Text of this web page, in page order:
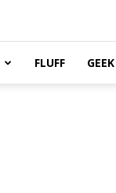
FLUFF GEEK